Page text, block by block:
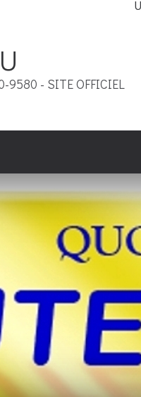
- SITE OFFICIEL